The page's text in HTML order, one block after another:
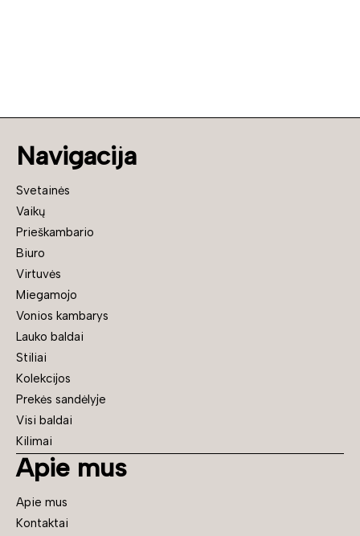
Navigacija
Svetainės
Vaikų
Prieškambario
Biuro
Virtuvės
Miegamojo
Vonios kambarys
Lauko baldai
Stiliai
Kolekcijos
Prekės sandėlyje
Visi baldai
Kilimai
Apie mus
Apie mus
Kontaktai